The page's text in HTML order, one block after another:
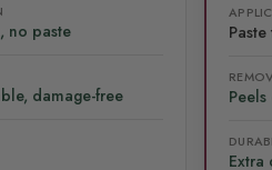
no paste
damage-free
Extra